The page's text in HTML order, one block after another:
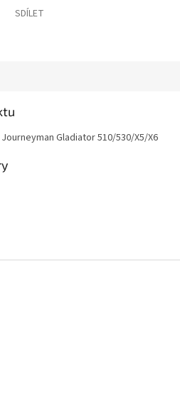
SDÍLET
Gladiator 510/530/X5/X6